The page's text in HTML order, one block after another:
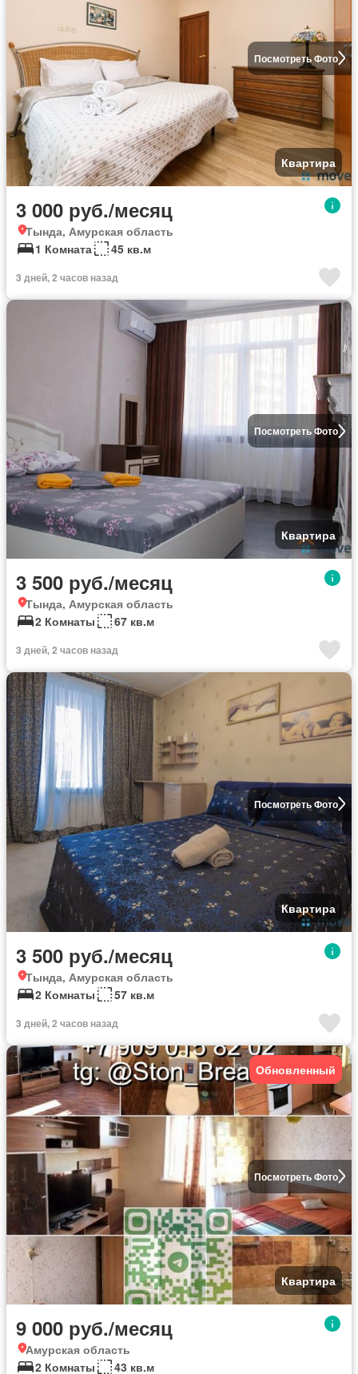
Посмотреть Фото
Квартира
3 000 руб./месяц
Тында, Амурская область
1 Комната
45 кв.м
3 дней, 2 часов назад
Посмотреть Фото
Квартира
3 500 руб./месяц
Тында, Амурская область
2 Комнаты
67 кв.м
3 дней, 2 часов назад
Посмотреть Фото
Квартира
3 500 руб./месяц
Тында, Амурская область
2 Комнаты
57 кв.м
3 дней, 2 часов назад
Посмотреть Фото
Обновленный
Квартира
9 000 руб./месяц
Амурская область
2 Комнаты
43 кв.м